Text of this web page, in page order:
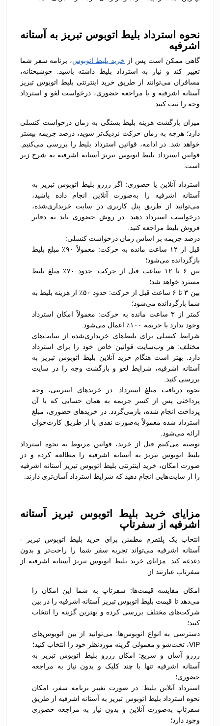
نحوه استرداد بلیط اتوبوس تبريز به آستانه
اشرفیه
گاهی ممکن است پس از خرید بلیط اتوبوس، برنامه سفر شما
تغییر کند و نیاز به استرداد بلیط داشته باشید. خوشبختانه،
مسافران می‌توانند از طریق خرید اینترنتی بلیط اتوبوس تبريز
آستانه اشرفیه و یا مراجعه حضوری، درخواست لغو و استرداد
وجه را ثبت کنند.
میزان بازگشت هزینه بلیط بستگی به زمان درخواست کنسلی
دارد؛ هرچه به زمان حرکت نزدیک‌تر شوید، درصد جریمه بیشتر
خواهد شد. در ادامه، قوانین استرداد بلیط را بررسی می‌کنیم.
قوانین استرداد بلیط اتوبوس تبريز آستانه اشرفیه به شرح زیر
است:
استرداد آنلاین یا حضوری: اگر رزرو بلیط اتوبوس تبريز به
آستانه اشرفیه را به‌صورت آنلاین انجام داده باشید،
می‌توانید از طریق پنل کاربری در سایت خریداری‌شده،
درخواست استرداد دهید. در روش حضوری باید به دفاتر
فروش بلیط مراجعه کنید.
درصد جریمه بر اساس زمان درخواست کنسلی:
قبل از ۱۲ ساعت مانده به حرکت: معمولاً ۹۰٪ مبلغ بلیط
بازگردانده می‌شود؛
بین ۶ تا ۱۲ ساعت قبل از حرکت: حدود ۷۰٪ مبلغ بلیط
مسترد خواهد شد؛
بین ۳ تا ۶ ساعت قبل از حرکت: حدود ۵۰٪ از هزینه بلیط به
شما بازگردانده می‌شود؛
کمتر از ۳ ساعت مانده به حرکت: معمولاً امکان استرداد
وجود ندارد یا جریمه ۱۰۰٪ اعمال می‌شود.
شرایط کنسلی برای بلیط‌های خریداری‌شده از سایت‌های
مختلف: هر وب‌سایت قوانین خاص خود را برای استرداد
دارد. بهتر است هنگام خرید آنلاین بلیط اتوبوس تبريز به
آستانه اشرفیه، شرایط لغو و بازگشت وجه را در سایت
بررسی کنید.
نحوه دریافت مبلغ استرداد: در خریدهای اینترنتی، وجه
پرداختی پس از کسر جریمه به همان حسابی که با آن
پرداخت انجام شده، بازمی‌گردد. در خریدهای حضوری، مبلغ
استرداد شده معمولاً به‌صورت نقدی یا از طریق کارت‌خوان
ارائه می‌شود.
توصیه می‌کنیم قبل از خرید، قوانین مربوط به نحوه استرداد
بلیط اتوبوس تبريز به آستانه اشرفیه را مطالعه کرده و در
صورت امکان، خرید اینترنتی بلیط اتوبوس تبريز آستانه اشرفیه
را از سایت‌هایی انجام دهید که شرایط استرداد آسان‌تری دارند.
مزایای خرید بلیط اتوبوس تبريز آستانه
اشرفیه از سفرتاپ
انتخاب یک پلتفرم مطمئن برای خرید بلیط اتوبوس تبريز -
آستانه اشرفیه می‌تواند تجربه سفر شما را راحت‌تر و بدون
دغدغه کند. مزایای خرید بلیط اتوبوس تبريز آستانه اشرفیه از
سفرتاپ عبارتند از:
امکان مقایسه قیمت‌ها: سفرتاپ به شما این امکان را
می‌دهد تا قیمت بلیط اتوبوس تبريز آستانه اشرفیه را در بین
شرکت‌های مختلف بررسی کرده و بهترین گزینه را انتخاب
کنید؛
دسترسی به انواع اتوبوس‌ها: می‌توانید از بین اتوبوس‌های
VIP، تخت‌شو و معمولی گزینه موردنظر خود را انتخاب کنید؛
رزرو آسان و سریع: امکان رزرو بلیط اتوبوس تبريز به
آستانه اشرفیه تنها با چند کلیک و بدون نیاز به مراجعه
حضوری؛
استرداد آنلاین بلیط: در صورت تغییر برنامه سفر، امکان
نحوه استرداد بلیط اتوبوس تبريز به آستانه اشرفیه از طریق
سفرتاپ به‌صورت آنلاین و بدون نیاز به مراجعه حضوری
وجود دارد؛